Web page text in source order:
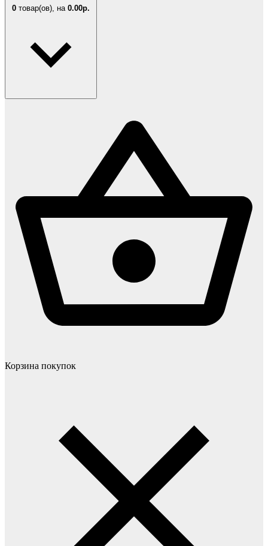
0 товар(ов), на 0.00р.
Корзина покупок